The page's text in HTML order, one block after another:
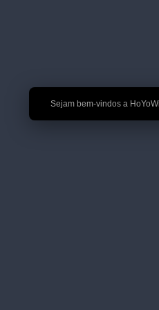
🎉 Sejam bem-vindos a